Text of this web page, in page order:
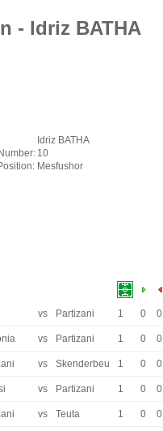
- Idriz BATHA
Idriz BATHA
10
Mesfushor
vs Partizani 1 0 0
vs Partizani 1 0 0
vs Skenderbeu 1 0 0
vs Partizani 1 0 0
vs Teuta 1 0 0